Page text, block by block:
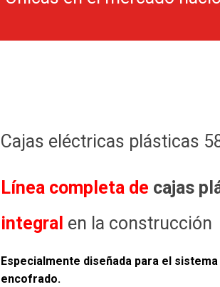
Cajas eléctricas plásticas
Línea completa de cajas
integral en la construcción
Especialmente diseñada para el
encofrado.